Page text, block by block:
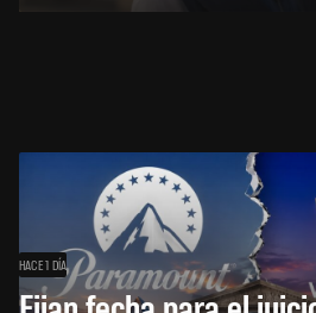
HACE 1 DÍA